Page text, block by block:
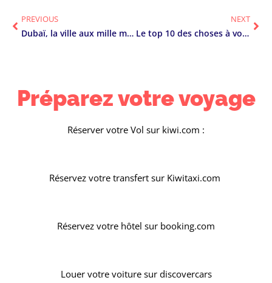
PREVIOUS
Dubaï, la ville aux mille merveilles : Que faire lors d’un voyage à Dubaï ?
NEXT
Le top 10 des choses à voir à Fès : immersion dans la perle du Maroc
Préparez votre voyage
Réserver votre Vol sur kiwi.com :
Réservez votre transfert sur Kiwitaxi.com
Réservez votre hôtel sur booking.com​
Louer votre voiture sur discovercars